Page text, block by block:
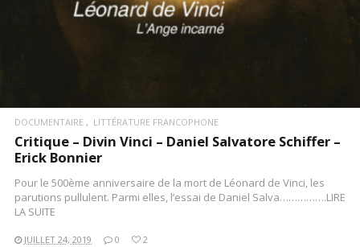
DOCUMENTAIRE LITTÉRATURE FRANCOPHONE
Critique – Divin Vinci – Daniel Salvatore Schiffer –
Erick Bonnier
Pour le 500ème anniversaire de la mort de Léonard de Vinci, les
parutions pullulent. Parmi elles, l’essai de Daniel Salva…………….LIRE
LA SUITE
JUILLET 24, 2019 0 2